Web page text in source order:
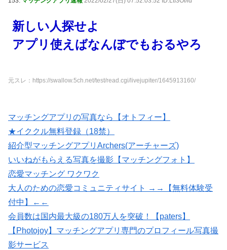
新しい人探せよ
アプリ使えばなんぼでもおるやろ
元スレ：https://swallow.5ch.net/test/read.cgi/livejupiter/1645913160/
マッチングアプリの写真なら【オトフィー】
★イククル無料登録（18禁）
紹介型マッチングアプリArchers(アーチャーズ)
いいねがもらえる写真を撮影【マッチングフォト】
恋愛マッチング ワクワク
大人のための恋愛コミュニティサイト →→【無料体験受
付中】←←
会員数は国内最大級の180万人を突破！【paters】
【Photojoy】マッチングアプリ専門のプロフィール写真撮
影サービス